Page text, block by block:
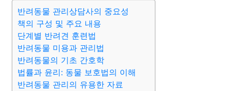
반려동물 관리상담사의 중요성
책의 구성 및 주요 내용
단계별 반려견 훈련법
반려동물 미용과 관리법
반려동물의 기초 간호학
법률과 윤리: 동물 보호법의 이해
반려동물 관리의 유용한 자료